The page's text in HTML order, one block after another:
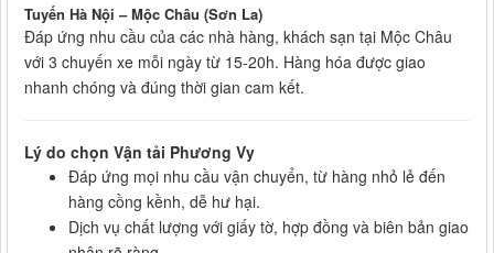
Tuyến Hà Nội – Mộc Châu (Sơn La)
Đáp ứng nhu cầu của các nhà hàng, khách sạn tại Mộc Châu
với 3 chuyến xe mỗi ngày từ 15-20h. Hàng hóa được giao
nhanh chóng và đúng thời gian cam kết.
Lý do chọn Vận tải Phương Vy
Đáp ứng mọi nhu cầu vận chuyển, từ hàng nhỏ lẻ đến
hàng cồng kềnh, dễ hư hại.
Dịch vụ chất lượng với giấy tờ, hợp đồng và biên bản giao